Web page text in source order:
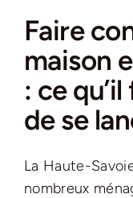
Faire
maison
: ce
de se
La Haute-
nombreux